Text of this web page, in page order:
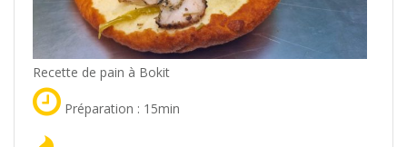
Recette de pain à Bokit
Préparation : 15min